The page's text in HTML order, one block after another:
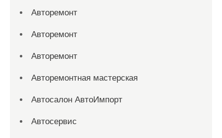
Авторемонт
Авторемонт
Авторемонт
Авторемонтная мастерская
Автосалон АвтоИмпорт
Автосервис